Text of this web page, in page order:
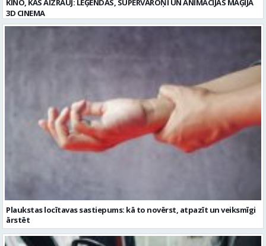
Plaukstas locītavas sastiepums: kā to novērst, atpazīt un veiksmīgi